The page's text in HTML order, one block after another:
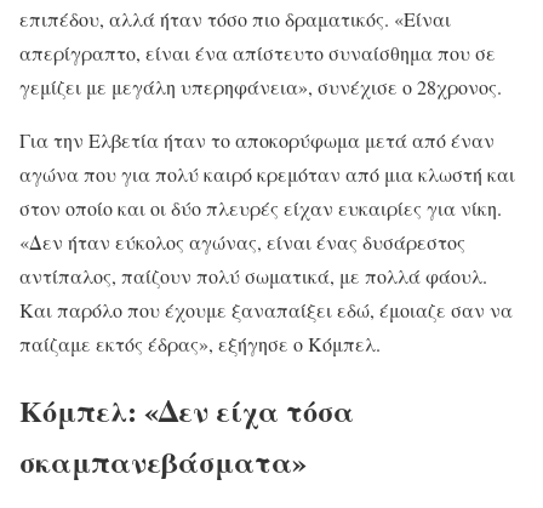
επιπέδου, αλλά ήταν τόσο πιο δραματικός. «Είναι
απερίγραπτο, είναι ένα απίστευτο συναίσθημα που σε
γεμίζει με μεγάλη υπερηφάνεια», συνέχισε ο 28χρονος.
Για την Ελβετία ήταν το αποκορύφωμα μετά από έναν
αγώνα που για πολύ καιρό κρεμόταν από μια κλωστή και
στον οποίο και οι δύο πλευρές είχαν ευκαιρίες για νίκη.
«Δεν ήταν εύκολος αγώνας, είναι ένας δυσάρεστος
αντίπαλος, παίζουν πολύ σωματικά, με πολλά φάουλ.
Και παρόλο που έχουμε ξαναπαίξει εδώ, έμοιαζε σαν να
παίζαμε εκτός έδρας», εξήγησε ο Κόμπελ.
Κόμπελ: «Δεν είχα τόσα
σκαμπανεβάσματα»